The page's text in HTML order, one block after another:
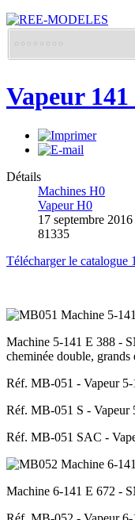
Vapeur
Détails
Machines H0
Vapeur H0
17 septembre 2016
81335
Télécharger le catalogue
Machine 5-141 E 388 -
cheminée double,
Réf. MB-051 - Vapeur
Réf. MB-051 S -
Réf. MB-051 SAC -
Machine 6-141 E 672 -